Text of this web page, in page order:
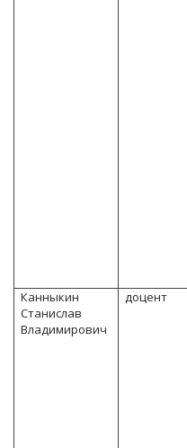
Канныкин
Станислав
Владимирович
доцент